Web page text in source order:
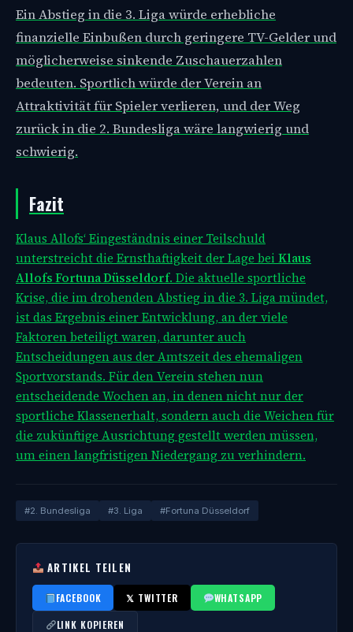
Ein Abstieg in die 3. Liga würde erhebliche
finanzielle Einbußen durch geringere TV-Gelder und
möglicherweise sinkende Zuschauerzahlen
bedeuten. Sportlich würde der Verein an
Attraktivität für Spieler verlieren, und der Weg
zurück in die 2. Bundesliga wäre langwierig und
schwierig.
Fazit
Klaus Allofs‘ Eingeständnis einer Teilschuld
unterstreicht die Ernsthaftigkeit der Lage bei Klaus
Allofs Fortuna Düsseldorf. Die aktuelle sportliche
Krise, die im drohenden Abstieg in die 3. Liga mündet,
ist das Ergebnis einer Entwicklung, an der viele
Faktoren beteiligt waren, darunter auch
Entscheidungen aus der Amtszeit des ehemaligen
Sportvorstands. Für den Verein stehen nun
entscheidende Wochen an, in denen nicht nur der
sportliche Klassenerhalt, sondern auch die Weichen für
die zukünftige Ausrichtung gestellt werden müssen,
um einen langfristigen Niedergang zu verhindern.
#2. Bundesliga #3. Liga #Fortuna Düsseldorf
ARTIKEL TEILEN
FACEBOOK 𝕏 TWITTER
WHATSAPP
LINK KOPIEREN